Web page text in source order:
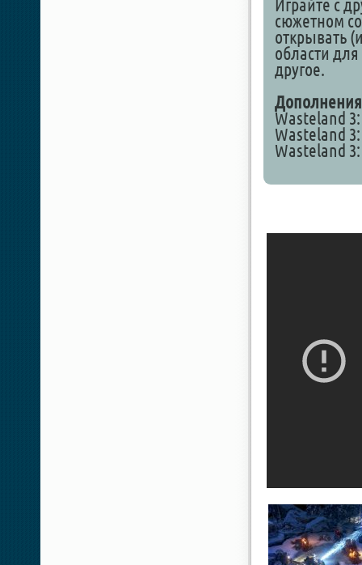
Играйте с
сюжетном
открывать
области
другое.
Wasteland
Wasteland
Wasteland